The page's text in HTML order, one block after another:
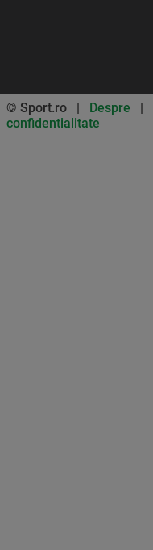
© Sport.ro | Despre |
confidentialitate